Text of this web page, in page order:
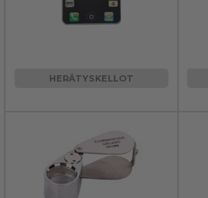
HERÄTYSKELLOT